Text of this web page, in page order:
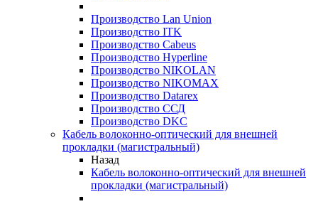
Производство Lan Union
Производство ITK
Производство Cabeus
Производство Hyperline
Производство NIKOLAN
Производство NIKOMAX
Производство Datarex
Производство ССД
Производство DKC
Кабель волоконно-оптический для внешней
прокладки (магистральный)
Назад
Кабель волоконно-оптический для внешней
прокладки (магистральный)